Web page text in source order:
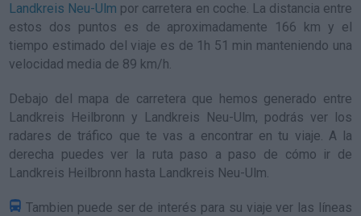
Landkreis Neu-Ulm por carretera en coche. La distancia entre
estos dos puntos es de aproximadamente 166 km y el
tiempo estimado del viaje es de 1h 51 min manteniendo una
velocidad media de 89 km/h.
Debajo del mapa de carretera que hemos generado entre
Landkreis Heilbronn y Landkreis Neu-Ulm, podrás ver los
radares de tráfico que te vas a encontrar en tu viaje. A la
derecha puedes ver la ruta paso a paso de cómo ir de
Landkreis Heilbronn hasta Landkreis Neu-Ulm.
Tambien puede ser de interés para su viaje ver las líneas